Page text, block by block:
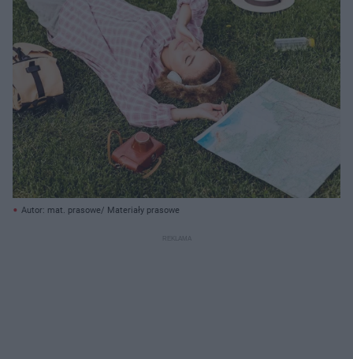
Autor: mat. prasowe/ Materiały prasowe